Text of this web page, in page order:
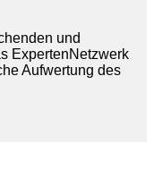
und
ExpertenNetzwerk
Aufwertung des